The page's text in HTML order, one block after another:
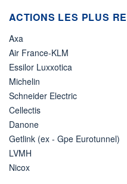
ACTIONS LES PLUS
Axa
Air France-KLM
Essilor Luxxotica
Michelin
Schneider Electric
Cellectis
Danone
Getlink (ex - Gpe Eurotunnel)
LVMH
Nicox